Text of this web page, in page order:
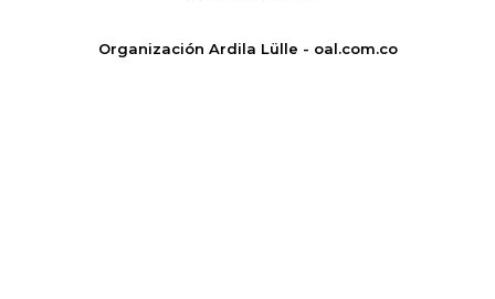
Organización Ardila Lülle - oal.com.co